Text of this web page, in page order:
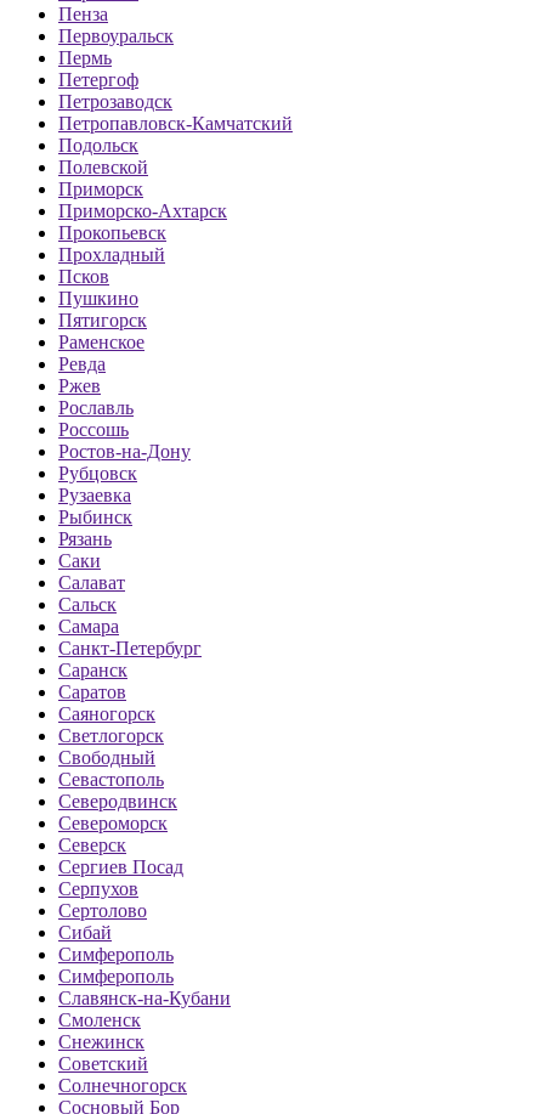
Пенза
Первоуральск
Пермь
Петергоф
Петрозаводск
Петропавловск-Камчатский
Подольск
Полевской
Приморск
Приморско-Ахтарск
Прокопьевск
Прохладный
Псков
Пушкино
Пятигорск
Раменское
Ревда
Ржев
Рославль
Россошь
Ростов-на-Дону
Рубцовск
Рузаевка
Рыбинск
Рязань
Саки
Салават
Сальск
Самара
Санкт-Петербург
Саранск
Саратов
Саяногорск
Светлогорск
Свободный
Севастополь
Северодвинск
Североморск
Северск
Сергиев Посад
Серпухов
Сертолово
Сибай
Симферополь
Симферополь
Славянск-на-Кубани
Смоленск
Снежинск
Советский
Солнечногорск
Сосновый Бор